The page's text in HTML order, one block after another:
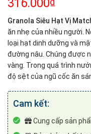
316.000
Granola Siêu Hạt Vị
ăn nhẹ của nhiều người.
loại hạt dinh dưỡng và
đường nâu. Chúng được
vàng. Trong quá trình
độ sệt của ngũ cốc ăn
Cam kết:
Cung cấp sản